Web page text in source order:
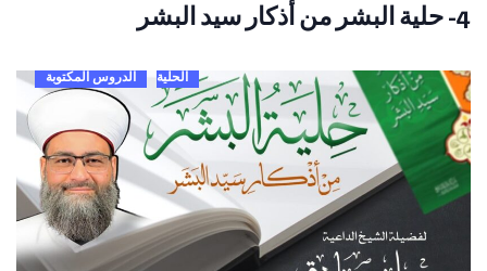
4- حلية البشر من أذكار سيد البشر
الحلية الدروس المكتوبة